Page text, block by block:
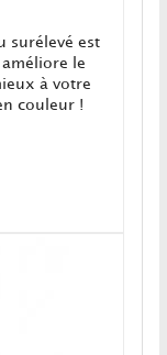
surélevé est
le
à votre
couleur !